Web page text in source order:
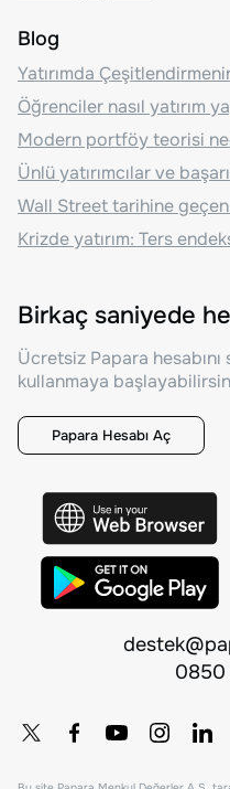
Blog
Yatırımda
Öğrenciler nasıl yatırım
Modern portföy teorisi
Ünlü yatırımcılar ve
Wall Street tarihine
Krizde yatırım: Ters
Birkaç saniyede
Ücretsiz Papara
kullanmaya
Papara Hesabı Aç
0850